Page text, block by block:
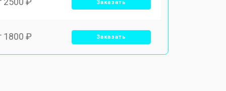
Заказать
1800 ₽ Заказать